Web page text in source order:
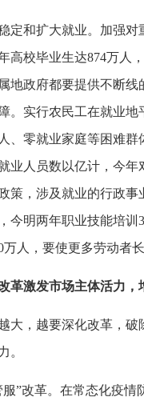
定和扩大就业。加强对
高校毕业生达874万人
地政府都要提供不断线
。实行农民工在就业地
、零就业家庭等困难群
业人员数以亿计，今年
策，涉及就业的行政事
今明两年职业技能培训
人，要使更多劳动者
革激发市场主体活力，
大，越要深化改革，破
。
服”改革。在常态化疫情